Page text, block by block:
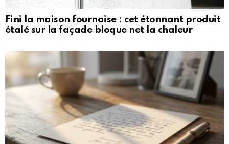
Fini la maison fournaise : cet étonnant produit
étalé sur la façade bloque net la chaleur